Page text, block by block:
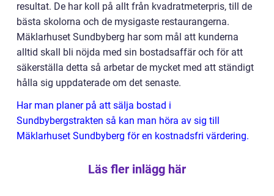
resultat. De har koll på allt från kvadratmeterpris, till de
bästa skolorna och de mysigaste restaurangerna.
Mäklarhuset Sundbyberg har som mål att kunderna
alltid skall bli nöjda med sin bostadsaffär och för att
säkerställa detta så arbetar de mycket med att ständigt
hålla sig uppdaterade om det senaste.
Har man planer på att sälja bostad i
Sundbybergstrakten så kan man höra av sig till
Mäklarhuset Sundbyberg för en kostnadsfri värdering.
Läs fler inlägg här